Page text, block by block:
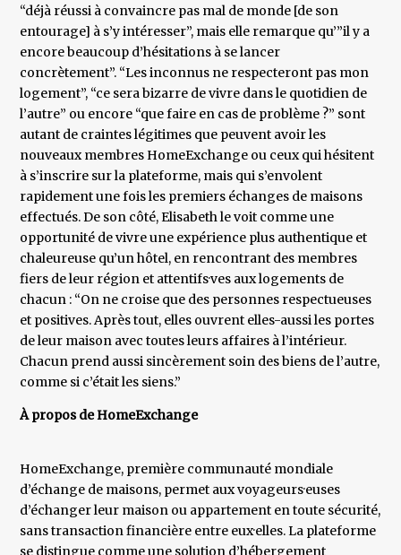
“déjà réussi à convaincre pas mal de monde [de son
entourage] à s’y intéresser”, mais elle remarque qu’”il y a
encore beaucoup d’hésitations à se lancer
concrètement”. “Les inconnus ne respecteront pas mon
logement”, “ce sera bizarre de vivre dans le quotidien de
l’autre” ou encore “que faire en cas de problème ?” sont
autant de craintes légitimes que peuvent avoir les
nouveaux membres HomeExchange ou ceux qui hésitent
à s’inscrire sur la plateforme, mais qui s’envolent
rapidement une fois les premiers échanges de maisons
effectués. De son côté, Elisabeth le voit comme une
opportunité de vivre une expérience plus authentique et
chaleureuse qu’un hôtel, en rencontrant des membres
fiers de leur région et attentifs·ves aux logements de
chacun : “On ne croise que des personnes respectueuses
et positives. Après tout, elles ouvrent elles-aussi les portes
de leur maison avec toutes leurs affaires à l’intérieur.
Chacun prend aussi sincèrement soin des biens de l’autre,
comme si c’était les siens.”
À propos de HomeExchange
HomeExchange, première communauté mondiale
d’échange de maisons, permet aux voyageurs·euses
d’échanger leur maison ou appartement en toute sécurité,
sans transaction financière entre eux·elles. La plateforme
se distingue comme une solution d’hébergement